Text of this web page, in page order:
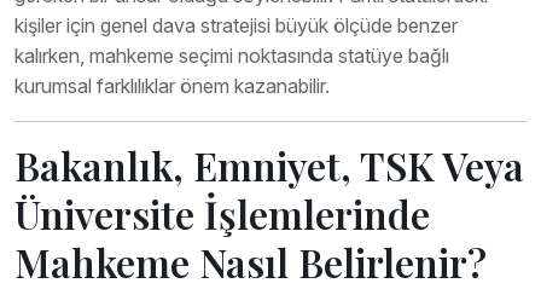
kişiler için genel dava stratejisi büyük ölçüde benzer
kalırken, mahkeme seçimi noktasında statüye bağlı
kurumsal farklılıklar önem kazanabilir.
Bakanlık, Emniyet, TSK Veya
Üniversite İşlemlerinde
Mahkeme Nasıl Belirlenir?